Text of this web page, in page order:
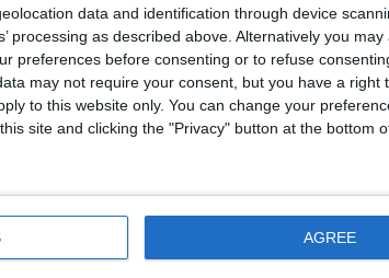
data and identification through device
processing as described above. Alternatively you
preferences before consenting or to refuse
may not require your consent, but you have a right
to this website only. You can change your
site and clicking the "Privacy" button at the bottom
AGREE
op competities
Conference League
1 (3,85%)
volledige ranglijst
van de week